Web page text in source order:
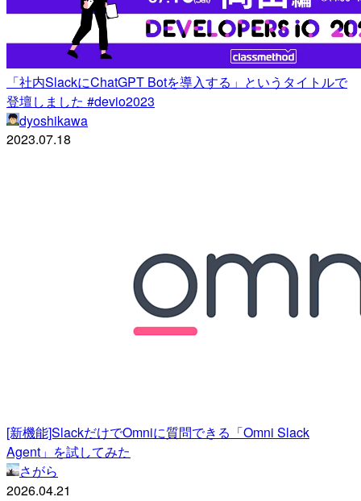
「社内SlackにChatGPT Botを導入する」というタイトルで
登壇しました #devio2023
dyoshikawa
2023.07.18
[新機能]SlackだけでOmniに質問できる「Omni Slack
Agent」を試してみた
さがら
2026.04.21